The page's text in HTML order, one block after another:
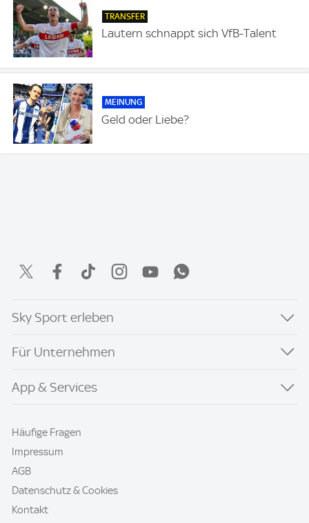
TRANSFER
Lautern schnappt sich VfB-Talent
MEINUNG
Geld oder Liebe?
Sky Sport erleben
Für Unternehmen
App & Services
Häufige Fragen
Impressum
AGB
Datenschutz & Cookies
Kontakt